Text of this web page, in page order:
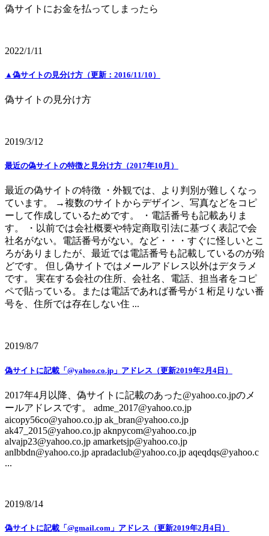
偽サイトにお金を払ってしまったら
2022/1/11
▲偽サイトの見分け方（更新：2016/11/10）
偽サイトの見分け方
2019/3/12
最近の偽サイトの特徴と見分け方（2017年10月）
最近の偽サイトの特徴 ・外観では、より判別が難しくなっ
ています。 →複数のサイトからデザイン、写真などをコピ
ーして作成しているためです。 ・電話番号も記載ありま
す。 ・以前では会社概要や特定商取引法に基づく表記で会
社名がない。電話番号がない。など・・・すぐに怪しいとこ
ろがありましたが、最近では電話番号も記載しているのが殆
どです。 但し偽サイトではメールアドレス以外はデタラメ
です。 実在する会社の住所、会社名、電話、担当者をコピ
ペで貼っている。または電話であれば番号が１桁足りない番
号を、住所では存在しない住 ...
2019/8/7
偽サイトに記載「@yahoo.co.jp」アドレス（更新2019年2月4日）
2017年4月以降、偽サイトに記載のあった@yahoo.co.jpのメ
ールアドレスです。 adme_2017@yahoo.co.jp
aicopy56co@yahoo.co.jp ak_bran@yahoo.co.jp
ak47_2015@yahoo.co.jp aknpycom@yahoo.co.jp
alvajp23@yahoo.co.jp amarketsjp@yahoo.co.jp
anlbbdn@yahoo.co.jp apradaclub@yahoo.co.jp aqeqdqs@yahoo.c
...
2019/8/14
偽サイトに記載「@gmail.com」アドレス（更新2019年2月4日）